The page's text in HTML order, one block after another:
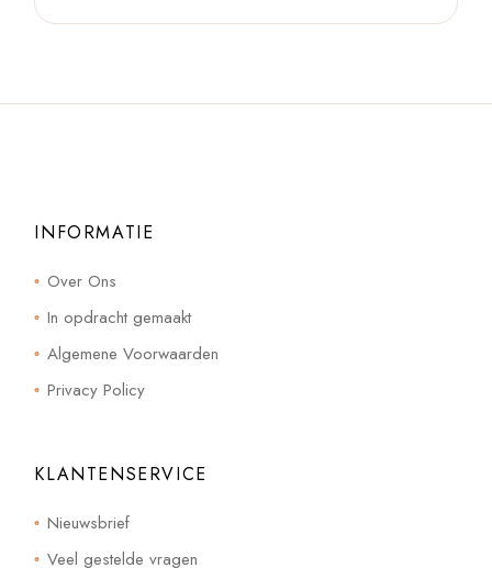
INFORMATIE
Over Ons
In opdracht gemaakt
Algemene Voorwaarden
Privacy Policy
KLANTENSERVICE
Nieuwsbrief
Veel gestelde vragen